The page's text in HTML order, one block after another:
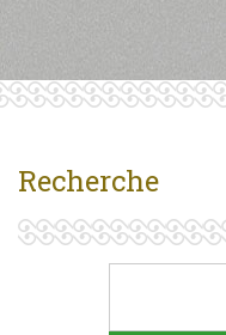
Recherche